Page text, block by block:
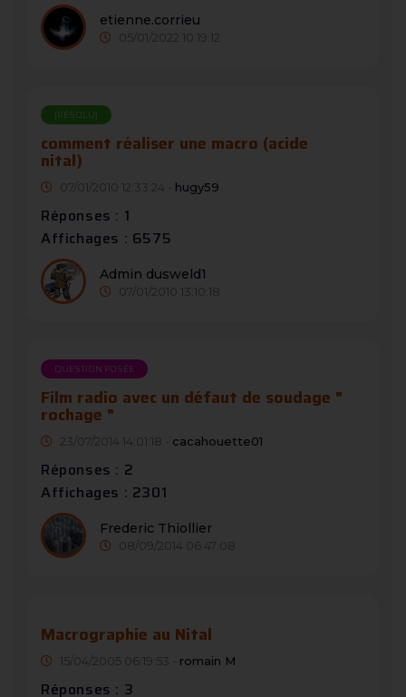
etienne.corrieu
05/01/2022 10:19:12
[RÉSOLU]
comment réaliser une macro (acide
nital)
07/01/2010 12:33:24 - hugy59
Réponses : 1
Affichages : 6575
Admin dusweld1
07/01/2010 13:10:18
QUESTION POSÉE
Film radio avec un défaut de soudage "
rochage "
23/07/2014 14:01:18 - cacahouette01
Réponses : 2
Affichages : 2301
Frederic Thiollier
08/09/2014 06:47:08
Macrographie au Nital
15/04/2005 06:19:53 - romain M
Réponses : 3